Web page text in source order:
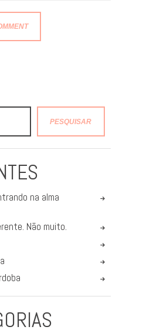
PESQUISAR
na alma
Não muito.